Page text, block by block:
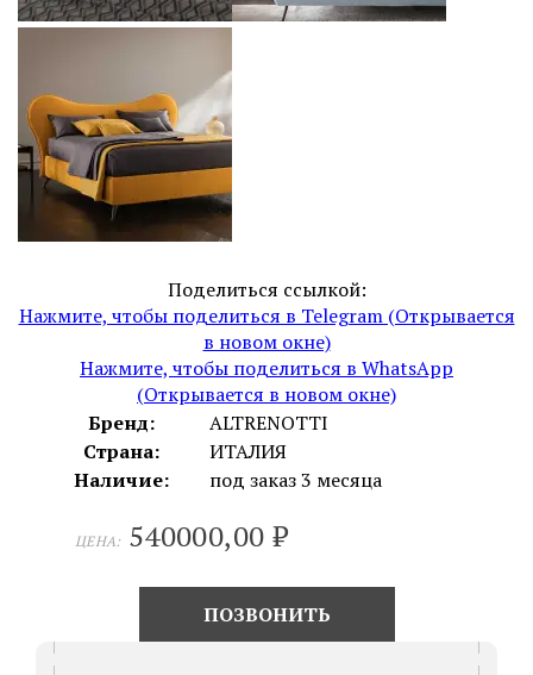
Поделиться ссылкой:
Нажмите, чтобы поделиться в Telegram (Открывается
в новом окне)
Нажмите, чтобы поделиться в WhatsApp
(Открывается в новом окне)
Бренд:
ALTRENOTTI
Страна:
ИТАЛИЯ
Наличие:
под заказ 3 месяца
ЦЕНА: 540000,00 ₽
ПОЗВОНИТЬ